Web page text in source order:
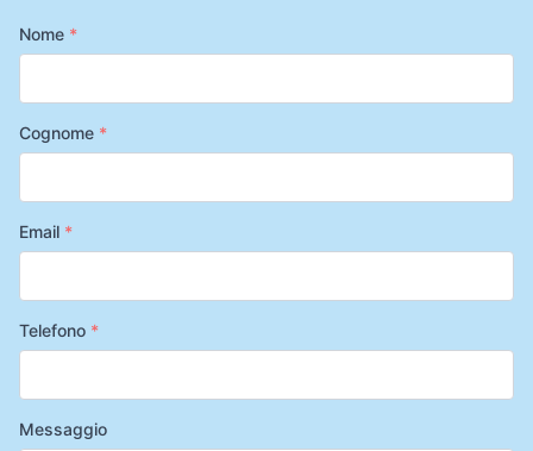
Nome *
Cognome *
Email *
Telefono *
Messaggio